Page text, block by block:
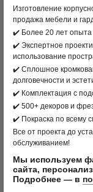
При разумной
найдётся место
вашей машины.
Изготовление
продажа мебели и
✔️ Более 20 лет опыта
✔️ Экспертное
использование
✔️ Сплошное
долговечности и
✔️ Комплектация с
✔️ 500+ декоров и
✔️ Покраска по всему
Все от проекта до
обслуживанием!
Мы используем
сайта,
Подробнее — в